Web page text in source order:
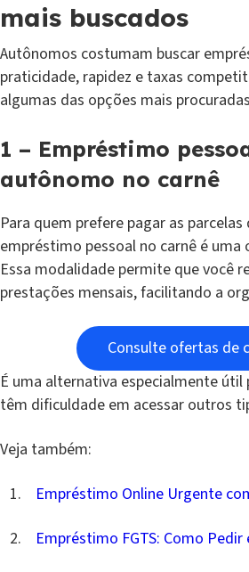
mais buscados
Autônomos costumam buscar
praticidade, rapidez e taxas
algumas das opções mais
1 – Empréstimo
autônomo no carnê
Para quem prefere pagar as
empréstimo pessoal no carnê é uma
Essa modalidade permite que você
prestações mensais, facilitando a
Consulte ofertas de
É uma alternativa especialmente
têm dificuldade em acessar outros
Veja também:
Empréstimo Online Urgente
Empréstimo FGTS: Como Pedir